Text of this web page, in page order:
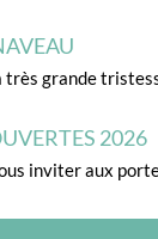
très grande
2026
inviter aux